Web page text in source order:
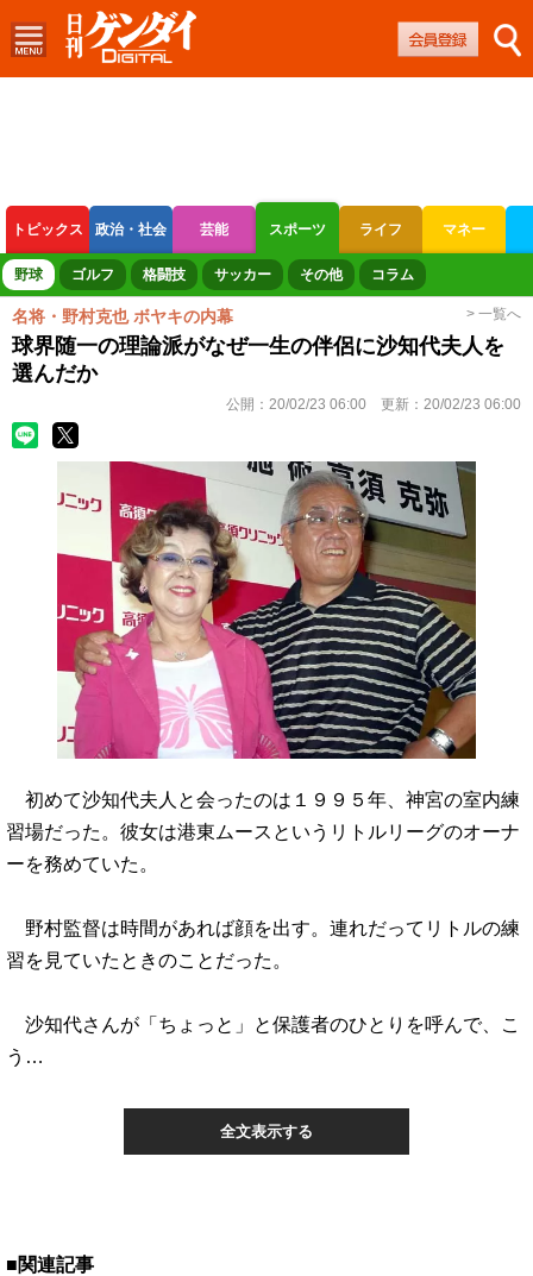
トピックス 政治・社会 芸能 スポーツ ライフ マネー
ボートレース 競輪 オートレース
野球 ゴルフ 格闘技 サッカー その他 コラム
名将・野村克也 ボヤキの内幕 > 一覧へ
球界随一の理論派がなぜ一生の伴侶に沙知代夫人を
選んだか
公開： 20/02/23 06:00 更新： 20/02/23 06:00
初めて沙知代夫人と会ったのは１９９５年、神宮の室内練
習場だった。彼女は港東ムースというリトルリーグのオーナ
ーを務めていた。
野村監督は時間があれば顔を出す。連れだってリトルの練
習を見ていたときのことだった。
沙知代さんが「ちょっと」と保護者のひとりを呼んで、こ
う…
全文表示する
■関連記事